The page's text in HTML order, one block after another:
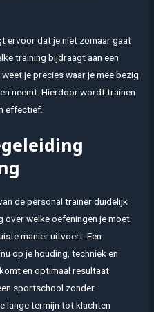
ervoor dat je niet zomaar gaat
training bijdraagt aan een
je precies waar je mee bezig
neemt. Hierdoor wordt trainen
effectief.
de personal trainer duidelijk
over welke oefeningen je moet
manier uitvoert. Een
op je houding, techniek en
en optimaal resultaat
sportschool zonder
lange termijn tot klachten